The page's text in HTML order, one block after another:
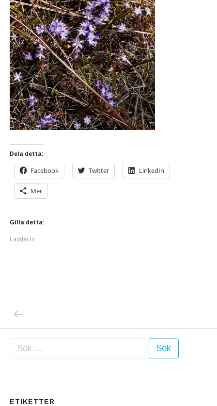
Dela detta:
Facebook Twitter LinkedIn
Mer
Gilla detta:
Laddar in …
Inläggsnavigering
Sök efter:
ETIKETTER